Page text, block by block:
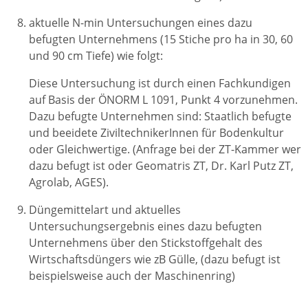
aktuelle N-min Untersuchungen eines dazu
befugten Unternehmens (15 Stiche pro ha in 30, 60
und 90 cm Tiefe) wie folgt:
Diese Untersuchung ist durch einen Fachkundigen
auf Basis der ÖNORM L 1091, Punkt 4 vorzunehmen.
Dazu befugte Unternehmen sind: Staatlich befugte
und beeidete ZiviltechnikerInnen für Bodenkultur
oder Gleichwertige. (Anfrage bei der ZT-Kammer wer
dazu befugt ist oder Geomatris ZT, Dr. Karl Putz ZT,
Agrolab, AGES).
Düngemittelart und aktuelles
Untersuchungsergebnis eines dazu befugten
Unternehmens über den Stickstoffgehalt des
Wirtschaftsdüngers wie zB Gülle, (dazu befugt ist
beispielsweise auch der Maschinenring)